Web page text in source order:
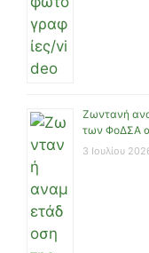
Ζωντανή
των ΦοΔΣΑ
3 Ιουλίου